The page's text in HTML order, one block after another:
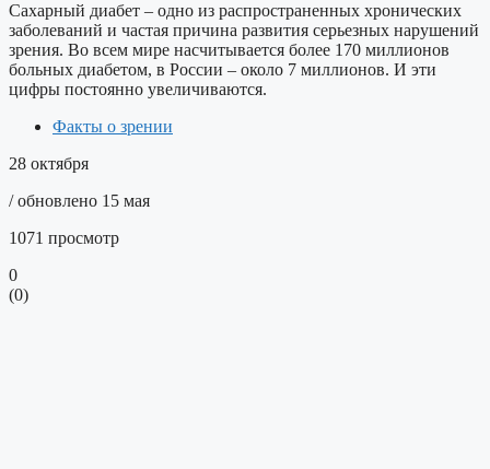
Сахарный диабет – одно из распространенных хронических
заболеваний и частая причина развития серьезных нарушений
зрения. Во всем мире насчитывается более 170 миллионов
больных диабетом, в России – около 7 миллионов. И эти
цифры постоянно увеличиваются.
Факты о зрении
28 октября
/ обновлено 15 мая
1071 просмотр
0
(0)